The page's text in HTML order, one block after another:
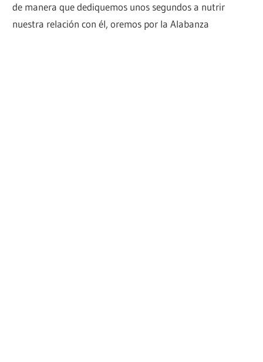
de manera que dediquemos unos segundos a nutrir
nuestra relación con él, oremos por la Alabanza